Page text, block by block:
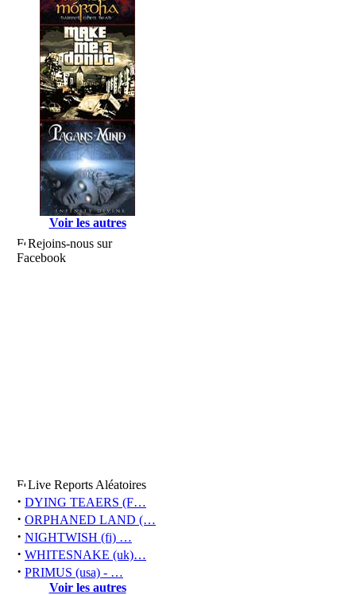
Voir les autres
Rejoins-nous sur
Facebook
Live Reports Aléatoires
· DYING TEAERS (F…
· ORPHANED LAND (…
· NIGHTWISH (fi) …
· WHITESNAKE (uk)…
· PRIMUS (usa) - …
Voir les autres